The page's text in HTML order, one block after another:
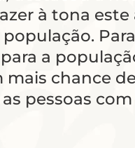
à tona
a
chance
pessoas